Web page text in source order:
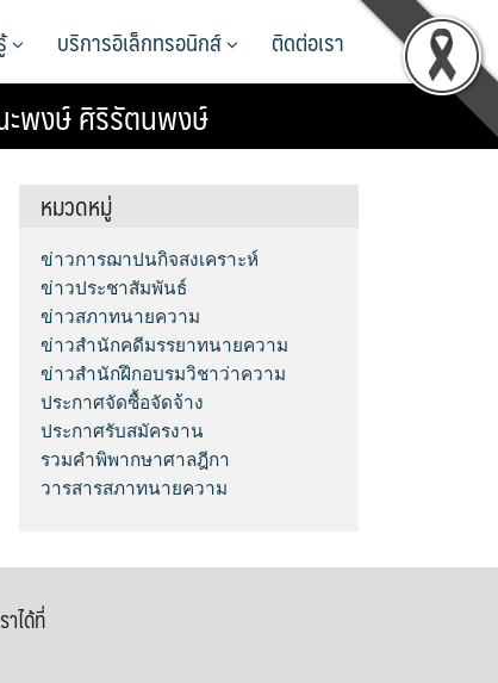
บริการอิเล็กทรอนิกส์ ติดต่อเรา
ะพงษ์ ศิริรัตนพงษ์
หมวดหมู่
ข่าวการฌาปนกิจสงเคราะห์
ข่าวประชาสัมพันธ์
ข่าวสภาทนายความ
ข่าวสำนักคดีมรรยาทนายความ
ข่าวสำนักฝึกอบรมวิชาว่าความ
ประกาศจัดซื้อจัดจ้าง
ประกาศรับสมัครงาน
รวมคำพิพากษาศาลฎีกา
วารสารสภาทนายความ
าได้ที่